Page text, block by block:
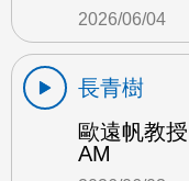
2026/06/04
長青樹
歐遠帆教
AM